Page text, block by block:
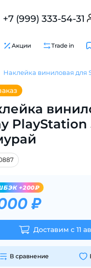
+7 (999) 333-54-31
Акции Trade in
Наклейка виниловая для
PlayStation
+200₽
₽
Доставим с 11
В сравнение